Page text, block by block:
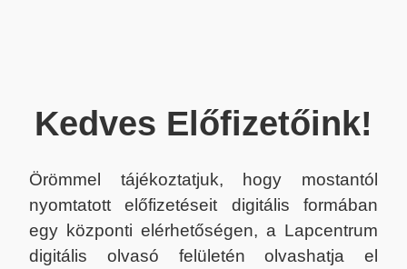
Kedves Előfizetőink!
Örömmel tájékoztatjuk, hogy mostantól
nyomtatott előfizetéseit digitális formában
egy központi elérhetőségen, a Lapcentrum
digitális olvasó felületén olvashatja el